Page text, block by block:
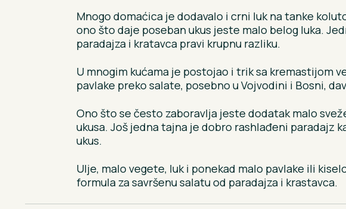
Mnogo domaćica je dodavalo i crni luk na tanke
ono što daje poseban ukus jeste malo belog luka.
paradajza i kratavca pravi krupnu razliku.
U mnogim kućama je postojao i trik sa kremastijom
pavlake preko salate, posebno u Vojvodini i Bosni,
Ono što se često zaboravlja jeste dodatak malo
ukusa. Još jedna tajna je dobro rashlađeni paradajz
ukus.
Ulje, malo vegete, luk i ponekad malo pavlake ili
formula za savršenu salatu od paradajza i krastavca.